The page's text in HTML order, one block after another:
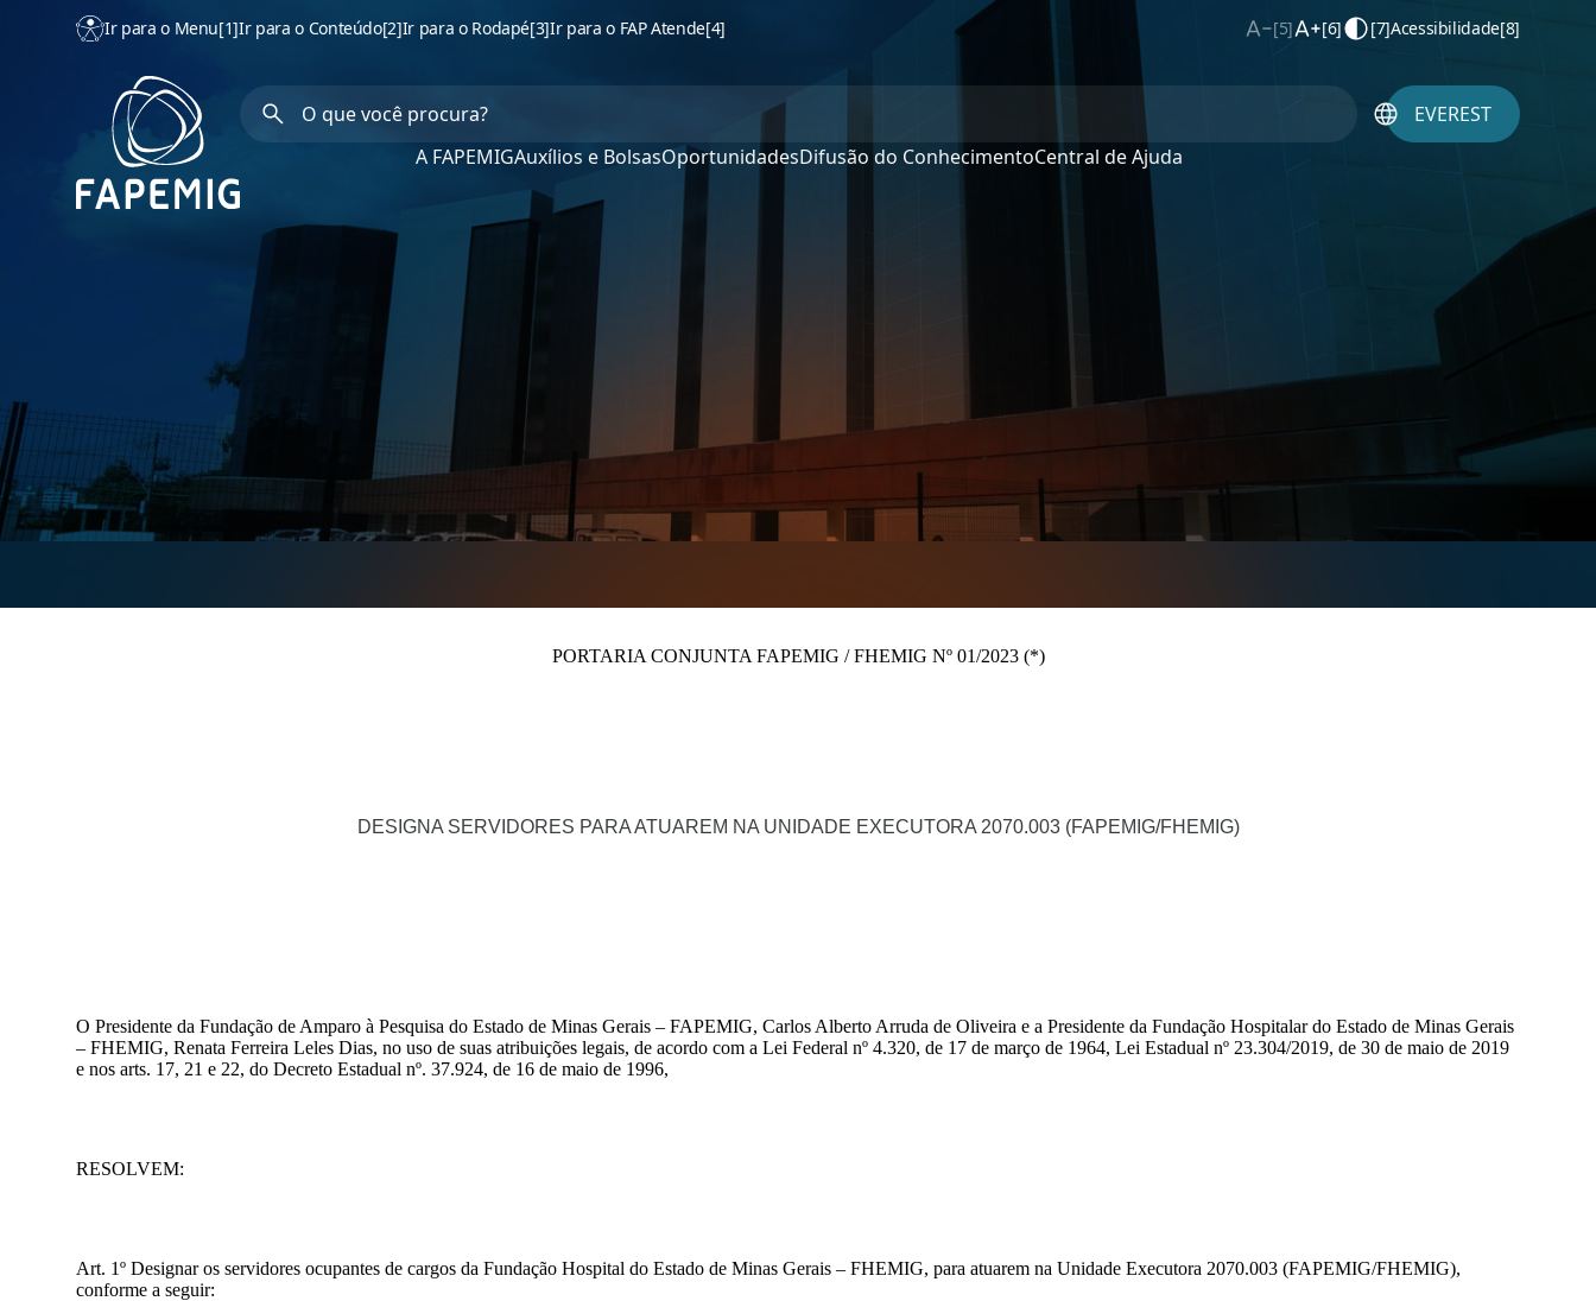
Ir para o Menu[1]Ir para o Conteúdo[2]Ir para o Rodapé[3]Ir para o FAP Atende[4] [5] [6] [7]Acessibilidade[8]
A FAPEMIGAuxílios e BolsasOportunidadesDifusão do ConhecimentoCentral de Ajuda
EVEREST
PORTARIA CONJUNTA FAPEMIG / FHEMIG Nº 01/2023 (*)
DESIGNA SERVIDORES PARA ATUAREM NA UNIDADE EXECUTORA 2070.003 (FAPEMIG/FHEMIG)
O Presidente da Fundação de Amparo à Pesquisa do Estado de Minas Gerais – FAPEMIG, Carlos Alberto Arruda de Oliveira e a Presidente da Fundação Hospitalar do Estado de Minas Gerais
– FHEMIG, Renata Ferreira Leles Dias, no uso de suas atribuições legais, de acordo com a Lei Federal nº 4.320, de 17 de março de 1964, Lei Estadual nº 23.304/2019, de 30 de maio de 2019
e nos arts. 17, 21 e 22, do Decreto Estadual nº. 37.924, de 16 de maio de 1996,
RESOLVEM:
Art. 1º Designar os servidores ocupantes de cargos da Fundação Hospital do Estado de Minas Gerais – FHEMIG, para atuarem na Unidade Executora 2070.003 (FAPEMIG/FHEMIG),
conforme a seguir: